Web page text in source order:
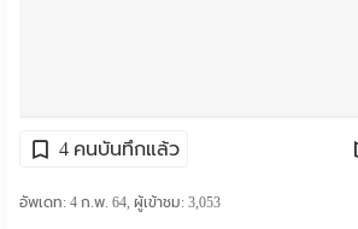
โฆษณา
4 คนบันทึกแล้ว
อัพเดท: 4 ก.พ. 64, ผู้เข้าชม:3,053